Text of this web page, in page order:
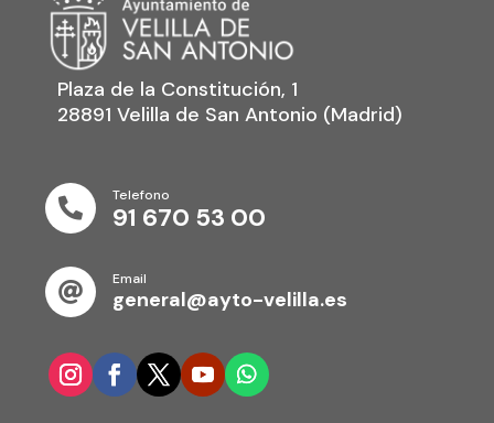
Plaza de la Constitución, 1
28891 Velilla de San Antonio (Madrid)

Telefono
91 670 53 00

Email
general@ayto-velilla.es